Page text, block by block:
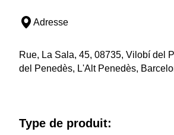
Adresse
Rue, La Sala, 45, 08735, Vilobí del
del Penedès, L'Alt Penedès,
Type de produit: